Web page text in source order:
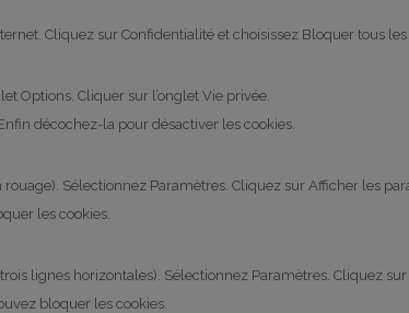
Cliquez sur Confidentialité et choisissez Bloquer tous les
Options. Cliquer sur l’onglet Vie privée.
décochez-la pour désactiver les cookies.
Sélectionnez Paramètres. Cliquez sur Afficher les
les cookies.
lignes horizontales). Sélectionnez Paramètres. Cliquez
bloquer les cookies.